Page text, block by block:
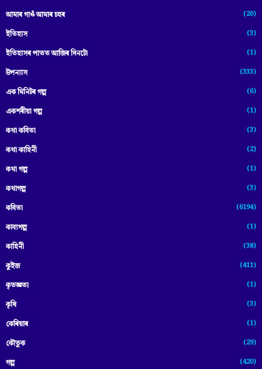
আমাৰ গাওঁ আমাৰ চহৰ
(20)
ইতিহাস (3)
ইতিহাসৰ পাতত আজিৰ দিনটো (1)
উপন্যাস (333)
এক মিনিটৰ গল্প (6)
একশৰীয়া গল্প (1)
কথা কবিতা (3)
কথা কাহিনী (2)
কথা গল্প (1)
কথাগল্প (3)
কবিতা (6194)
কাব্যগল্প (1)
কাহিনী (38)
কুইজ (411)
কৃতজ্ঞতা (1)
কৃষি (3)
কেৰিয়াৰ (1)
কৌতুক (29)
গল্প (420)